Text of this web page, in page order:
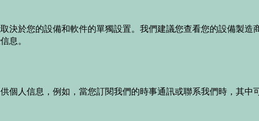
決於您的設備和軟件的單獨設置。我們建議您查看您的設備製造
息。
個人信息，例如，當您訂閱我們的時事通訊或聯系我們時，其中